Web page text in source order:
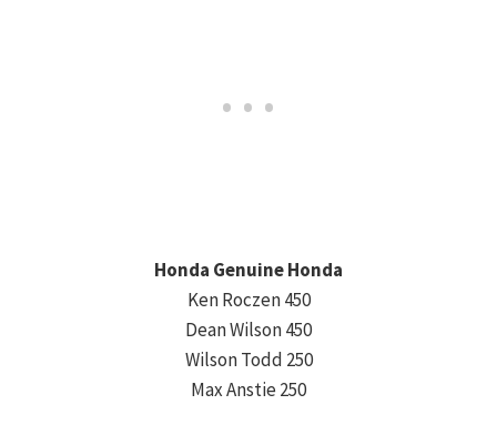
Honda Genuine Honda
Ken Roczen 450
Dean Wilson 450
Wilson Todd 250
Max Anstie 250